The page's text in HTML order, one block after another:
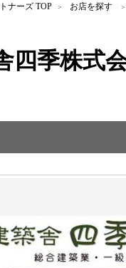
ナーズ TOP お店を探す
四季株式